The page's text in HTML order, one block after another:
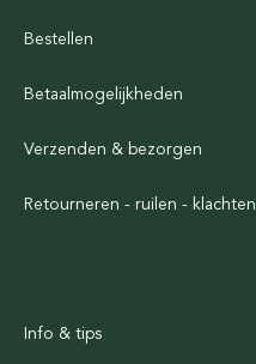
Bestellen
Betaalmogelijkheden
Verzenden & bezorgen
Retourneren - ruilen - klachten
Info & tips